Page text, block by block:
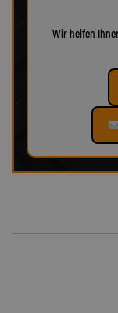
Wir helfen